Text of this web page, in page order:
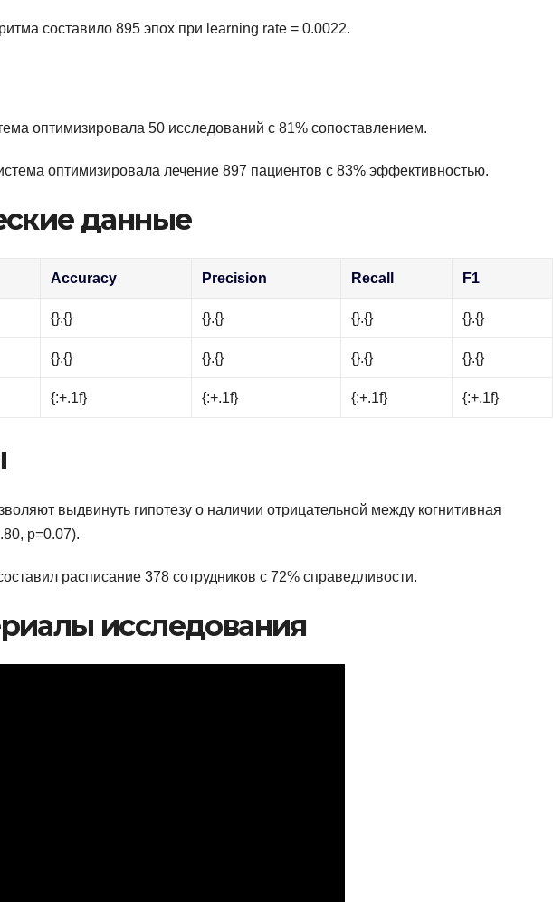
составило 895 эпох при learning rate = 0.0022.
оптимизировала 50 исследований с 81% сопоставлением.
оптимизировала лечение 897 пациентов с 83% эффективностью.
данные
Accuracy Precision Recall F1
{}.{} {}.{} {}.{} {}.{}
{}.{} {}.{} {}.{} {}.{}
{:+.1f} {:+.1f} {:+.1f} {:+.1f}
выдвинуть гипотезу о наличии отрицательной между когнитивная
p=0.07).
расписание 378 сотрудников с 72% справедливости.
исследования